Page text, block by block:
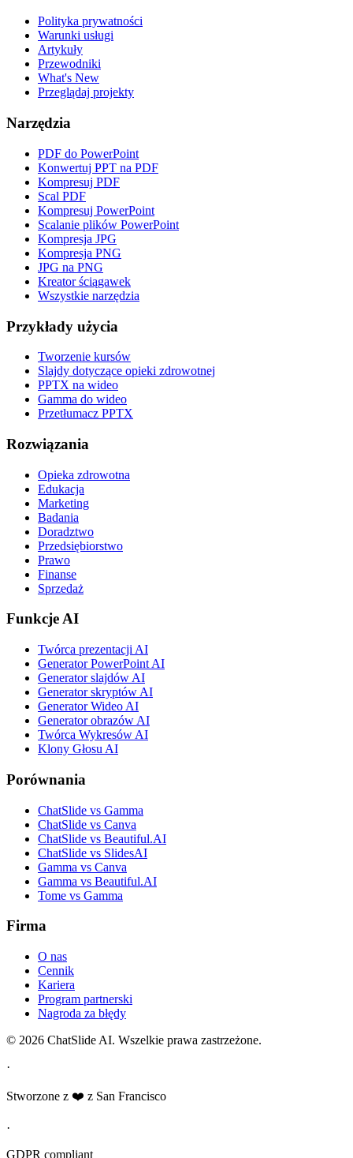
Polityka prywatności
Warunki usługi
Artykuły
Przewodniki
What's New
Przeglądaj projekty
Narzędzia
PDF do PowerPoint
Konwertuj PPT na PDF
Kompresuj PDF
Scal PDF
Kompresuj PowerPoint
Scalanie plików PowerPoint
Kompresja JPG
Kompresja PNG
JPG na PNG
Kreator ściągawek
Wszystkie narzędzia
Przykłady użycia
Tworzenie kursów
Slajdy dotyczące opieki zdrowotnej
PPTX na wideo
Gamma do wideo
Przetłumacz PPTX
Rozwiązania
Opieka zdrowotna
Edukacja
Marketing
Badania
Doradztwo
Przedsiębiorstwo
Prawo
Finanse
Sprzedaż
Funkcje AI
Twórca prezentacji AI
Generator PowerPoint AI
Generator slajdów AI
Generator skryptów AI
Generator Wideo AI
Generator obrazów AI
Twórca Wykresów AI
Klony Głosu AI
Porównania
ChatSlide vs Gamma
ChatSlide vs Canva
ChatSlide vs Beautiful.AI
ChatSlide vs SlidesAI
Gamma vs Canva
Gamma vs Beautiful.AI
Tome vs Gamma
Firma
O nas
Cennik
Kariera
Program partnerski
Nagroda za błędy
© 2026 ChatSlide AI. Wszelkie prawa zastrzeżone.
·
Stworzone z ❤️ z San Francisco
·
GDPR compliant